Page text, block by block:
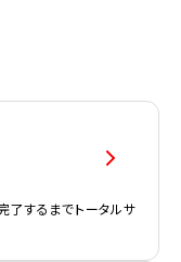
するまでトータルサ